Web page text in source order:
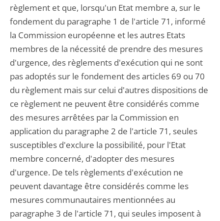
règlement et que, lorsqu'un Etat membre a, sur le
fondement du paragraphe 1 de l'article 71, informé
la Commission européenne et les autres Etats
membres de la nécessité de prendre des mesures
d'urgence, des règlements d'exécution qui ne sont
pas adoptés sur le fondement des articles 69 ou 70
du règlement mais sur celui d'autres dispositions de
ce règlement ne peuvent être considérés comme
des mesures arrêtées par la Commission en
application du paragraphe 2 de l'article 71, seules
susceptibles d'exclure la possibilité, pour l'Etat
membre concerné, d'adopter des mesures
d'urgence. De tels règlements d'exécution ne
peuvent davantage être considérés comme les
mesures communautaires mentionnées au
paragraphe 3 de l'article 71, qui seules imposent à